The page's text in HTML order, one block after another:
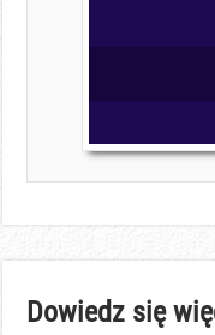
Dowiedz się